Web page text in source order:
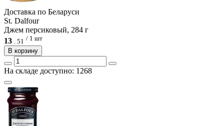
Доcтавка по Беларуси
St. Dalfour
Джем персиковый, 284 г
13 . 51 / 1 шт
В корзину
На складе доступно: 1268